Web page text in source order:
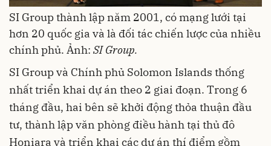
SI Group thành lập năm 2001, có mạng lưới tại
hơn 20 quốc gia và là đối tác chiến lược của nhiều
chính phủ. Ảnh: SI Group.
SI Group và Chính phủ Solomon Islands thống
nhất triển khai dự án theo 2 giai đoạn. Trong 6
tháng đầu, hai bên sẽ khởi động thỏa thuận đầu
tư, thành lập văn phòng điều hành tại thủ đô
Honiara và triển khai các dự án thí điểm gồm